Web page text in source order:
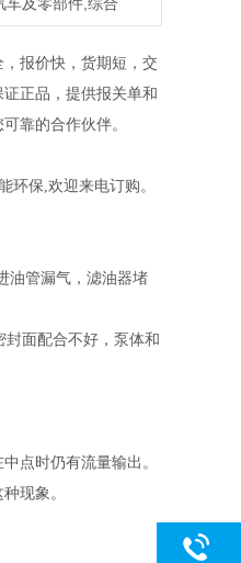
， 报价快，货期短 ， 交
正品，提供报关单和
靠的合作伙伴。
环保,欢迎来电订购。
油管漏气，滤油器堵
面配合不好，泵体和
点时仍有流量输出。
现象。